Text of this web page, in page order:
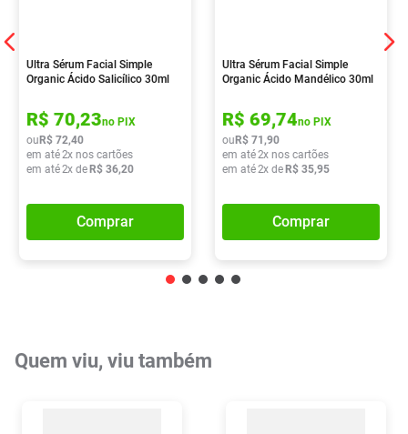
Ultra Sérum Facial Simple
Organic Ácido Salicílico 30ml
R$ 70,23no PIX
ou R$ 72,40
em até2x nos cartões
em até2x de R$ 36,20
Comprar
Ultra Sérum Facial Simple
Organic Ácido Mandélico 30ml
R$ 69,74no PIX
ou R$ 71 ,90
em até2x nos cartões
em até2x de R$ 35,95
Comprar
Quem viu, viu também